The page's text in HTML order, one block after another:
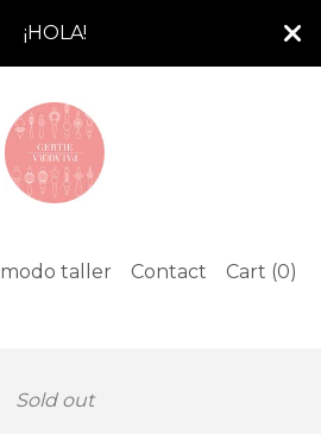
¡HOLA!
taller Contact Cart (0)
Sold out